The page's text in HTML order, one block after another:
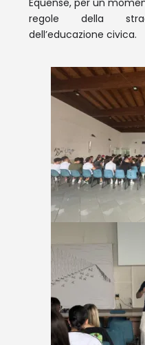
Equense, per un
regole della
dell’educazione civica.